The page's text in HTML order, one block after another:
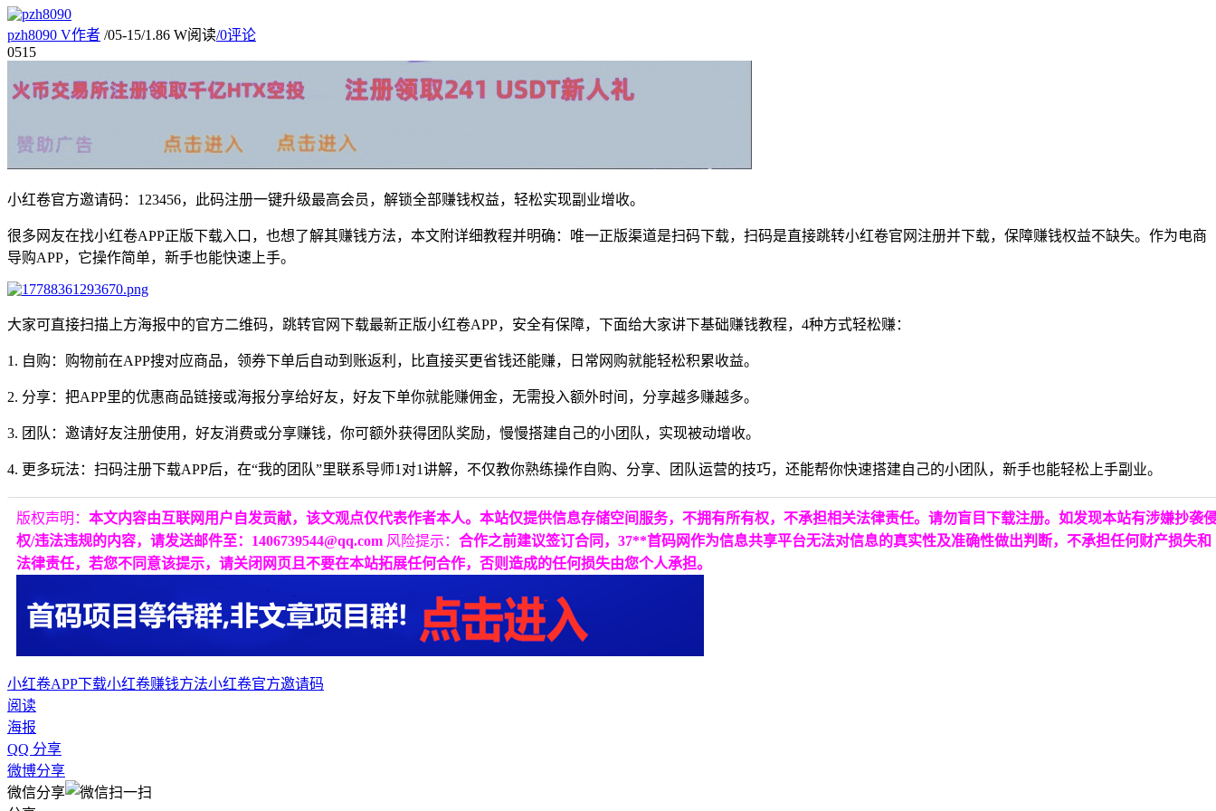
pzh8090 V作者 /05-15/1.86 W阅读/0评论
0515
小红卷官方邀请码：123456，此码注册一键升级最高会员，解锁全部赚钱权益，轻松实现副业增收。
很多网友在找小红卷APP正版下载入口，也想了解其赚钱方法，本文附详细教程并明确：唯一正版渠道是扫码下载，扫码是直接跳转小红卷官网注册并下载，保障赚钱权益不缺失。作为电商
导购APP，它操作简单，新手也能快速上手。
大家可直接扫描上方海报中的官方二维码，跳转官网下载最新正版小红卷APP，安全有保障，下面给大家讲下基础赚钱教程，4种方式轻松赚：
1. 自购：购物前在APP搜对应商品，领券下单后自动到账返利，比直接买更省钱还能赚，日常网购就能轻松积累收益。
2. 分享：把APP里的优惠商品链接或海报分享给好友，好友下单你就能赚佣金，无需投入额外时间，分享越多赚越多。
3. 团队：邀请好友注册使用，好友消费或分享赚钱，你可额外获得团队奖励，慢慢搭建自己的小团队，实现被动增收。
4. 更多玩法：扫码注册下载APP后，在“我的团队”里联系导师1对1讲解，不仅教你熟练操作自购、分享、团队运营的技巧，还能帮你快速搭建自己的小团队，新手也能轻松上手副业。
版权声明： 本文内容由互联网用户自发贡献，该文观点仅代表作者本人。本站仅提供信息存储空间服务，不拥有所有权，不承担相关法律责任。请勿盲目下载注册。如发现本站有涉嫌抄袭
权/违法违规的内容，请发送邮件至：1406739544@qq.com 风险提示： 合作之前建议签订合同，37**首码网作为信息共享平台无法对信息的真实性及准确性做出判断，不承担任何财产损失和
法律责任，若您不同意该提示，请关闭网页且不要在本站拓展任何合作，否则造成的任何损失由您个人承担。
小红卷APP下载小红卷赚钱方法小红卷官方邀请码
阅读
海报
QQ 分享
微博分享
微信分享